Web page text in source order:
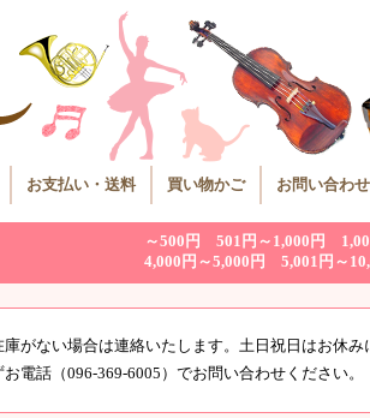
お支払い・送料 買い物かご お問い合わせ
～500円 501円～1,000円
4,000円～5,000円
5,001円～
がない場合は連絡いたします。土日祝日はお休み
電話（096-369-6005）でお問い合わせください。